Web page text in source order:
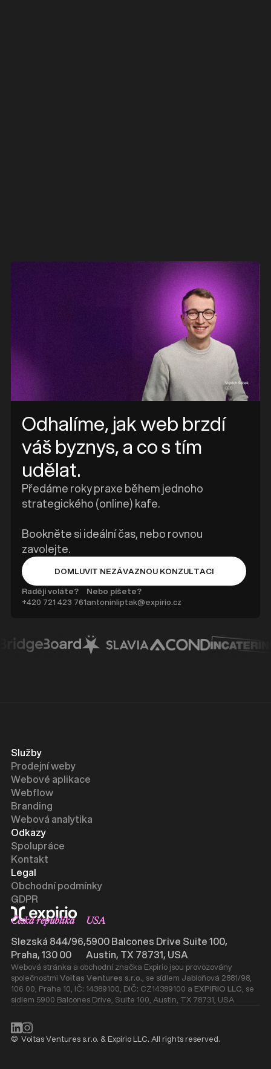
Odhalíme, jak web brzdí
váš byznys, a co s tím
udělat.
Předáme roky praxe během jednoho
strategického (online) kafe.
Bookněte si ideální čas, nebo rovnou
zavolejte.
DOMLUVIT NEZÁVAZNOU KONZULTACI
Raději voláte?
+420 ‭721 423 761
Nebo píšete?
antoninliptak@expirio.cz
Česká republika
Slezská 844/96,
Praha, 130 00
USA
5900 Balcones Drive Suite 100,
Austin, TX 78731, USA
Webová stránka a obchodní značka Expirio jsou provozovány
společnostmi Voitas Ventures s.r.o., se sídlem Jabloňová 2881/98,
106 00, Praha 10, IČ: 14389100, DIČ: CZ14389100 a EXPIRIO LLC, se
sídlem 5900 Balcones Drive, Suite 100, Austin, TX 78731, USA
Služby
Prodejní weby
Webové aplikace
Webflow
Branding
Webová analytika
Odkazy
Spolupráce
Kontakt
Legal
Obchodní podmínky
GDPR
© Voitas Ventures s.r.o. & Expirio LLC. All rights reserved.